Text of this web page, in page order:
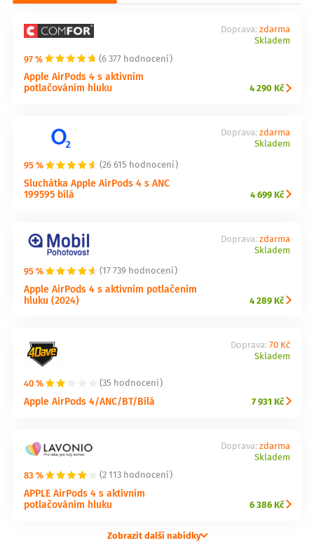
97 % (6 377 hodnocení)
Apple AirPods 4 s aktivním
potlačováním hluku
Doprava: zdarma
Skladem
4 290 Kč
95 % (26 615 hodnocení)
Sluchátka Apple AirPods 4 s ANC
199595 bílá
Doprava: zdarma
Skladem
4 699 Kč
95 % (17 739 hodnocení)
Apple AirPods 4 s aktivním potlačením
hluku (2024)
Doprava: zdarma
Skladem
4 289 Kč
40 % (35 hodnocení)
Apple AirPods 4/ANC/BT/Bílá
Doprava: 70 Kč
Skladem
7 931 Kč
83 % (2 113 hodnocení)
APPLE AirPods 4 s aktivním
potlačováním hluku
Doprava: zdarma
Skladem
6 386 Kč
Zobrazit další nabídky